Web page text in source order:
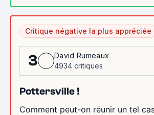
Critique négative la plus appréciée
3
David Rumeaux
4934 critiques
Pottersville !
Comment peut-on réunir un tel